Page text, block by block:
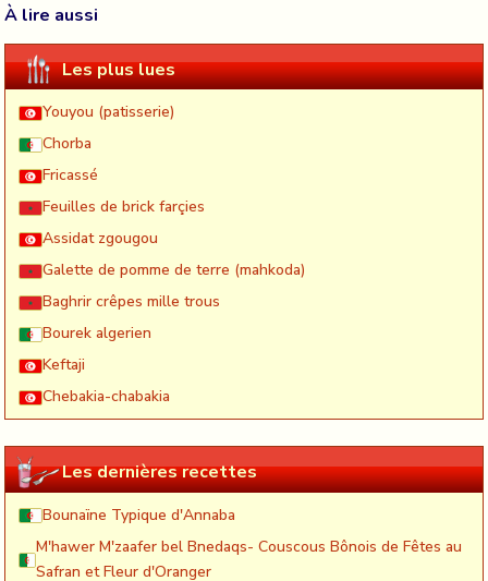
À lire aussi
Les plus lues
Youyou (patisserie)
Chorba
Fricassé
Feuilles de brick farçies
Assidat zgougou
Galette de pomme de terre (mahkoda)
Baghrir crêpes mille trous
Bourek algerien
Keftaji
Chebakia-chabakia
Les dernières recettes
Bounaïne Typique d'Annaba
M'hawer M'zaafer bel Bnedaqs- Couscous Bônois de Fêtes au
Safran et Fleur d'Oranger